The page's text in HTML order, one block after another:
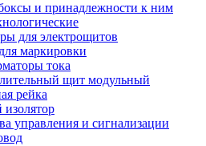
и принадлежности к ним
для электрощитов
маркировки
тока
щит модульный
рейка
управления и сигнализации